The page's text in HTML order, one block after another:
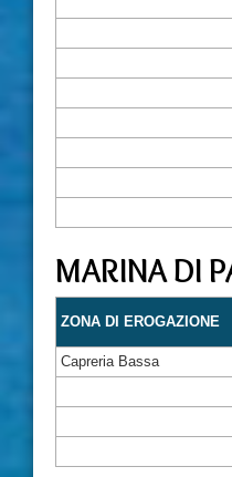
MARINA DI
ZONA DI EROGAZIONE
Capreria Bassa